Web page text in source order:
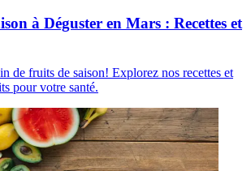
à Déguster en Mars : Recettes et
de fruits de saison! Explorez nos recettes et
pour votre santé.